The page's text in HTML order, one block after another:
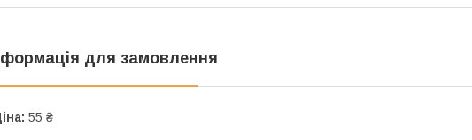
для замовлення
55 ₴